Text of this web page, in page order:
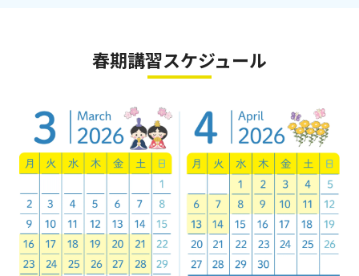
春期講習スケジュール